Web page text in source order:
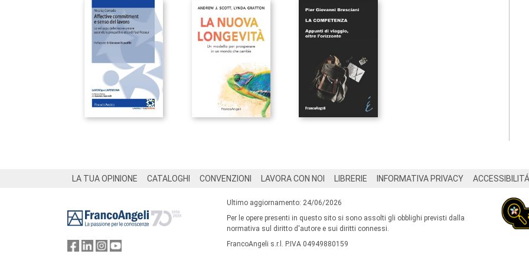
LA TUA OPINIONE CATALOGHI CONVENZIONI LAVORA CON NOI LIBRERIE INFORMATIVA PRIVACY ACCESSIBILITÁ
Ultimo aggiornamento: 24/06/2026
Per le opere presenti in questo sito si sono assolti gli obblighi previsti dalla
normativa sul diritto d'autore e sui diritti connessi.
FrancoAngeli s.r.l. P.IVA 04949880159